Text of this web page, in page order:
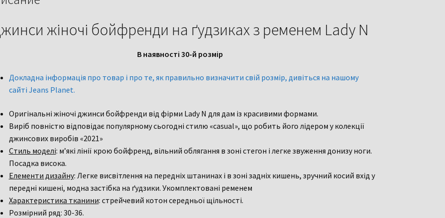
жіночі бойфренди на ґудзиках з ременем Lady N
В наявності 30-й розмір
Докладна інформація про товар і про те, як правильно визначити свій розмір, дивіться на нашому
сайті Jeans Planet.
Оригінальні жіночі джинси бойфренди від фірми Lady N для дам із красивими формами.
Виріб повністю відповідає популярному сьогодні стилю «casual», що робить його лідером у колекції
джинсових виробів «2021»
Стиль моделі: м’які лінії крою бойфренд, вільний облягання в зоні стегон і легке звуження донизу ноги.
Посадка висока.
Елементи дизайну: Легке висвітлення на передніх штанинах і в зоні задніх кишень, зручний косий вхід у
передні кишені, модна застібка на ґудзики. Укомплектовані ременем
Характеристика тканини: стрейчевий котон середньої щільності.
Розмірний ряд: 30-36.